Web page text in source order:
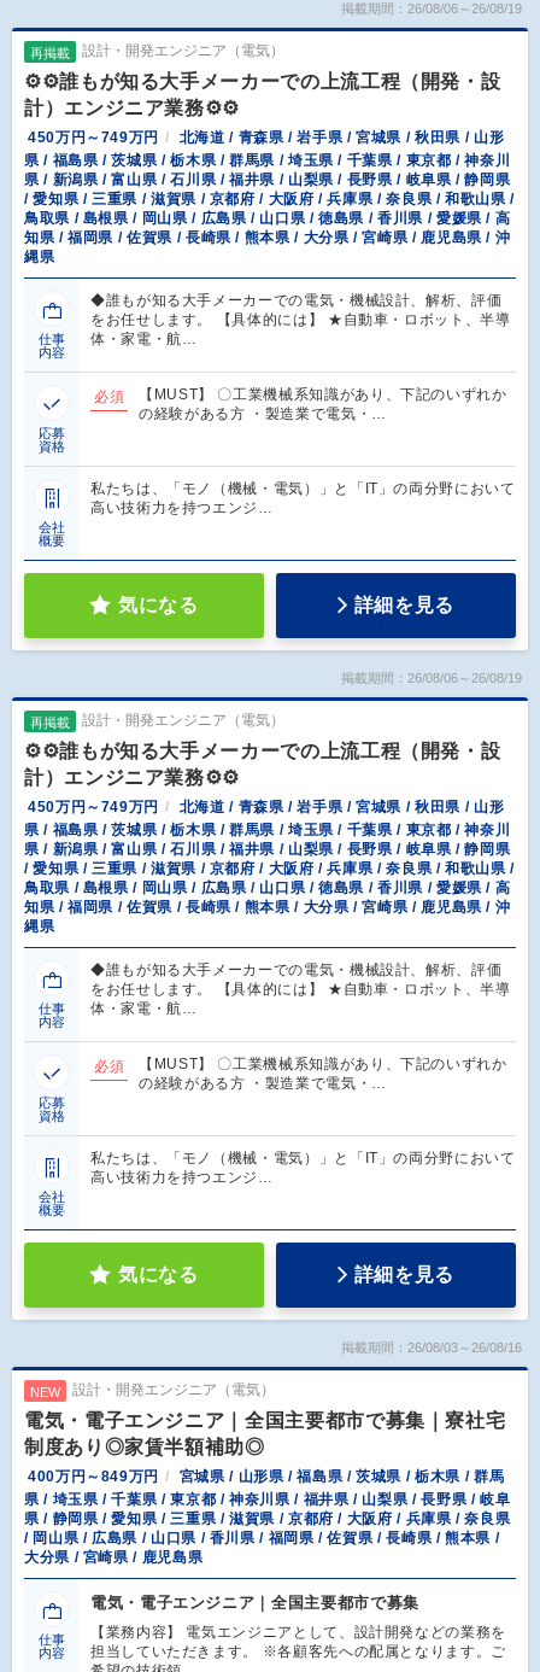
掲載期間：26/08/06～26/08/19
再掲載 設計・開発エンジニア（電気）
⚙️⚙️誰もが知る大手メーカーでの上流工程（開発・設
計）エンジニア業務⚙️⚙️
450万円～749万円
北海道 / 青森県 / 岩手県 / 宮城県 / 秋田県 / 山形
県 / 福島県 / 茨城県 / 栃木県 / 群馬県 / 埼玉県 / 千葉県 / 東京都 / 神奈川
県 / 新潟県 / 富山県 / 石川県 / 福井県 / 山梨県 / 長野県 / 岐阜県 / 静岡県
/ 愛知県 / 三重県 / 滋賀県 / 京都府 / 大阪府 / 兵庫県 / 奈良県 / 和歌山県 /
鳥取県 / 島根県 / 岡山県 / 広島県 / 山口県 / 徳島県 / 香川県 / 愛媛県 / 高
知県 / 福岡県 / 佐賀県 / 長崎県 / 熊本県 / 大分県 / 宮崎県 / 鹿児島県 / 沖
縄県
仕事
内容
◆誰もが知る大手メーカーでの電気・機械設計、解析、評価
をお任せします。 【具体的には】 ★自動車・ロボット、半導
体・家電・航…
応募
資格
必須
【MUST】 〇工業機械系知識があり、下記のいずれか
の経験がある方 ・製造業で電気・…
会社
概要
私たちは、「モノ（機械・電気）」と「IT」の両分野において
高い技術力を持つエンジ…
気になる 詳細を見る
掲載期間：26/08/06～26/08/19
再掲載 設計・開発エンジニア（電気）
⚙️⚙️誰もが知る大手メーカーでの上流工程（開発・設
計）エンジニア業務⚙️⚙️
450万円～749万円
北海道 / 青森県 / 岩手県 / 宮城県 / 秋田県 / 山形
県 / 福島県 / 茨城県 / 栃木県 / 群馬県 / 埼玉県 / 千葉県 / 東京都 / 神奈川
県 / 新潟県 / 富山県 / 石川県 / 福井県 / 山梨県 / 長野県 / 岐阜県 / 静岡県
/ 愛知県 / 三重県 / 滋賀県 / 京都府 / 大阪府 / 兵庫県 / 奈良県 / 和歌山県 /
鳥取県 / 島根県 / 岡山県 / 広島県 / 山口県 / 徳島県 / 香川県 / 愛媛県 / 高
知県 / 福岡県 / 佐賀県 / 長崎県 / 熊本県 / 大分県 / 宮崎県 / 鹿児島県 / 沖
縄県
仕事
内容
◆誰もが知る大手メーカーでの電気・機械設計、解析、評価
をお任せします。 【具体的には】 ★自動車・ロボット、半導
体・家電・航…
応募
資格
必須
【MUST】 〇工業機械系知識があり、下記のいずれか
の経験がある方 ・製造業で電気・…
会社
概要
私たちは、「モノ（機械・電気）」と「IT」の両分野において
高い技術力を持つエンジ…
気になる 詳細を見る
掲載期間：26/08/03～26/08/16
NEW 設計・開発エンジニア（電気）
電気・電子エンジニア｜全国主要都市で募集｜寮社宅
制度あり◎家賃半額補助◎
400万円～849万円
宮城県 / 山形県 / 福島県 / 茨城県 / 栃木県 / 群馬
県 / 埼玉県 / 千葉県 / 東京都 / 神奈川県 / 福井県 / 山梨県 / 長野県 / 岐阜
県 / 静岡県 / 愛知県 / 三重県 / 滋賀県 / 京都府 / 大阪府 / 兵庫県 / 奈良県
/ 岡山県 / 広島県 / 山口県 / 香川県 / 福岡県 / 佐賀県 / 長崎県 / 熊本県 /
大分県 / 宮崎県 / 鹿児島県
仕事
内容
電気・電子エンジニア｜全国主要都市で募集
【業務内容】 電気エンジニアとして、設計開発などの業務を
担当していただきます。 ※各顧客先への配属となります。ご